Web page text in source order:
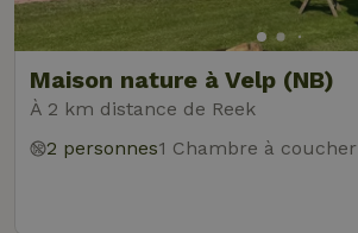
Maison nature à Velp (NB)
À 2 km distance de Reek
2 personnes1 Chambre à coucher